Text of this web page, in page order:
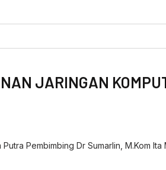
JARINGAN
Pembimbing Dr Sumarlin, M.Kom